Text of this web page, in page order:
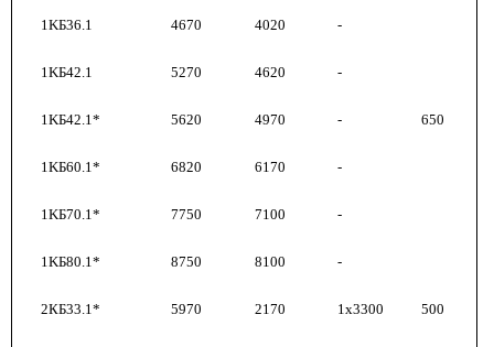
1KБ36.1 4670 4020 -
1KБ42.1 5270 4620 -
1KБ42.1* 5620 4970 - 650
1KБ60.1* 6820 6170 -
1KБ70.1* 7750 7100 -
1KБ80.1* 8750 8100 -
2КБ33.1* 5970 2170 1x3300 500